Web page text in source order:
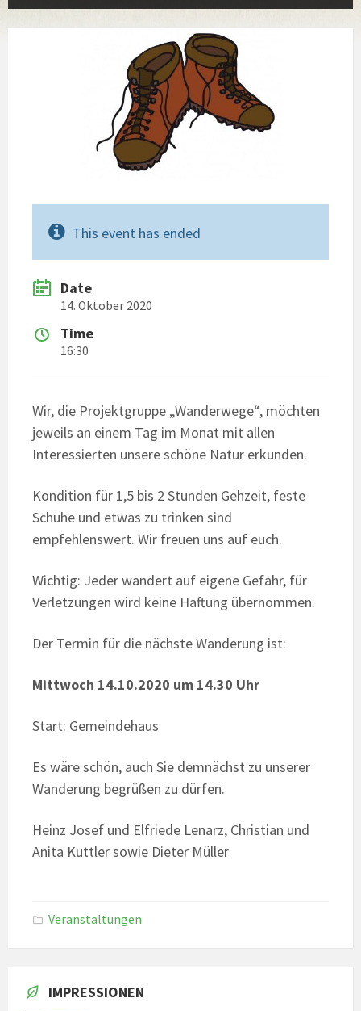
This event has ended
Date
14. Oktober 2020
Time
16:30
Wir, die Projektgruppe „Wanderwege“, möchten
jeweils an einem Tag im Monat mit allen
Interessierten unsere schöne Natur erkunden.
Kondition für 1,5 bis 2 Stunden Gehzeit, feste
Schuhe und etwas zu trinken sind
empfehlenswert. Wir freuen uns auf euch.
Wichtig: Jeder wandert auf eigene Gefahr, für
Verletzungen wird keine Haftung übernommen.
Der Termin für die nächste Wanderung ist:
Mittwoch 14.10.2020 um 14.30 Uhr
Start: Gemeindehaus
Es wäre schön, auch Sie demnächst zu unserer
Wanderung begrüßen zu dürfen.
Heinz Josef und Elfriede Lenarz, Christian und
Anita Kuttler sowie Dieter Müller
Veranstaltungen
IMPRESSIONEN